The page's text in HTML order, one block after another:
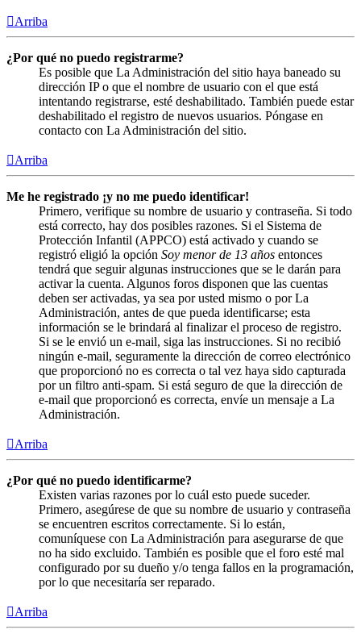
Arriba
¿Por qué no puedo registrarme?
Es posible que La Administración del sitio haya baneado su
dirección IP o que el nombre de usuario con el que está
intentando registrarse, esté deshabilitado. También puede estar
deshabilitado el registro de nuevos usuarios. Póngase en
contacto con La Administración del sitio.
Arriba
Me he registrado ¡y no me puedo identificar!
Primero, verifique su nombre de usuario y contraseña. Si todo
está correcto, hay dos posibles razones. Si el Sistema de
Protección Infantil (APPCO) está activado y cuando se
registró eligió la opción Soy menor de 13 años entonces
tendrá que seguir algunas instrucciones que se le darán para
activar la cuenta. Algunos foros disponen que las cuentas
deben ser activadas, ya sea por usted mismo o por La
Administración, antes de que pueda identificarse; esta
información se le brindará al finalizar el proceso de registro.
Si se le envió un e-mail, siga las instrucciones. Si no recibió
ningún e-mail, seguramente la dirección de correo electrónico
que proporcionó no es correcta o tal vez haya sido capturada
por un filtro anti-spam. Si está seguro de que la dirección de
e-mail que proporcionó es correcta, envíe un mensaje a La
Administración.
Arriba
¿Por qué no puedo identificarme?
Existen varias razones por lo cuál esto puede suceder.
Primero, asegúrese de que su nombre de usuario y contraseña
se encuentren escritos correctamente. Si lo están,
comuníquese con La Administración para asegurarse de que
no ha sido excluido. También es posible que el foro esté mal
configurado por su dueño y/o tenga fallos en la programación,
por lo que necesitaría ser reparado.
Arriba